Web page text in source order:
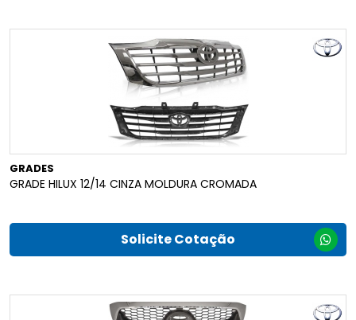
GRADES
GRADE HILUX 12/14 CINZA MOLDURA CROMADA
Solicite Cotação